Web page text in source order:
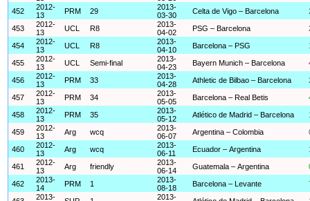
452
2012-
13
PRM 29
2013-
03-30
Celta de Vigo – Barcelona
453
2012-
13
UCL R8
2013-
04-02
PSG – Barcelona
454
2012-
13
UCL R8
2013-
04-10
Barcelona – PSG
455
2012-
13
UCL Semi-final
2013-
04-23
Bayern Munich – Barcelona
456
2012-
13
PRM 33
2013-
04-28
Athletic de Bilbao – Barcelona
457
2012-
13
PRM 34
2013-
05-05
Barcelona – Real Betis
458
2012-
13
PRM 35
2013-
05-12
Atlético de Madrid – Barcelona
459
2012-
13
Arg wcq
2013-
06-07
Argentina – Colombia
460
2012-
13
Arg wcq
2013-
06-11
Ecuador – Argentina
461
2012-
13
Arg friendly
2013-
06-14
Guatemala – Argentina
462
2013-
14
PRM 1
2013-
08-18
Barcelona – Levante
2013-
2013-